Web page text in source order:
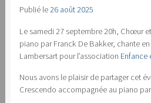
Publié le26 août 2025
Le samedi 27 septembre 20h, Chœur
piano par Franck De Bakker, chante en
Lambersart pour l’association Enfance
Nous avons le plaisir de partager cet
Crescendo accompagnée au piano